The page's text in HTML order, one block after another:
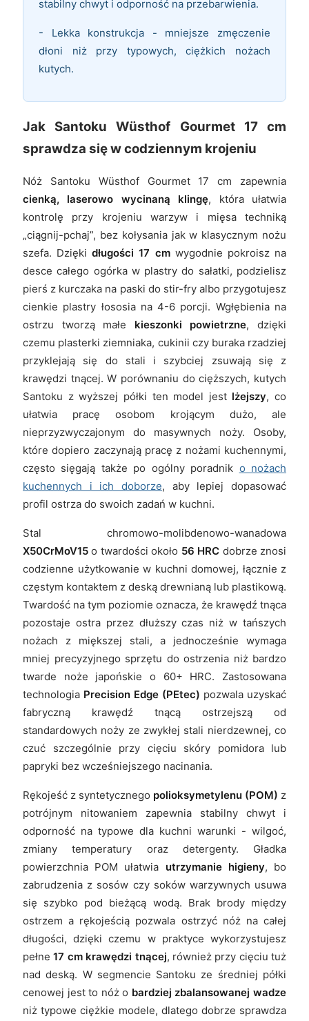
stabilny chwyt i odporność na przebarwienia.
- Lekka konstrukcja - mniejsze zmęczenie
dłoni niż przy typowych, ciężkich nożach
kutych.
Jak Santoku Wüsthof Gourmet 17 cm
sprawdza się w codziennym krojeniu
Nóż Santoku Wüsthof Gourmet 17 cm zapewnia
cienką, laserowo wycinaną klingę, która ułatwia
kontrolę przy krojeniu warzyw i mięsa techniką
„ciągnij-pchaj”, bez kołysania jak w klasycznym nożu
szefa. Dziękidługości 17 cmwygodnie pokroisz na
desce całego ogórka w plastry do sałatki, podzielisz
pierś z kurczaka na paski do stir-fry albo przygotujesz
cienkie plastry łososia na 4-6 porcji. Wgłębienia na
ostrzu tworzą małe kieszonki powietrzne, dzięki
czemu plasterki ziemniaka, cukinii czy buraka rzadziej
przyklejają się do stali i szybciej zsuwają się z
krawędzi tnącej. W porównaniu do cięższych, kutych
Santoku z wyższej półki ten model jest lżejszy, co
ułatwia pracę osobom krojącym dużo, ale
nieprzyzwyczajonym do masywnych noży. Osoby,
które dopiero zaczynają pracę z nożami kuchennymi,
często sięgają także po ogólny poradnik o nożach
kuchennych i ich doborze, aby lepiej dopasować
profil ostrza do swoich zadań w kuchni.
Stal chromowo-molibdenowo-wanadowa
X50CrMoV15 o twardości około 56 HRC dobrze znosi
codzienne użytkowanie w kuchni domowej, łącznie z
częstym kontaktem z deską drewnianą lub plastikową.
Twardość na tym poziomie oznacza, że krawędź tnąca
pozostaje ostra przez dłuższy czas niż w tańszych
nożach z miększej stali, a jednocześnie wymaga
mniej precyzyjnego sprzętu do ostrzenia niż bardzo
twarde noże japońskie o 60+ HRC. Zastosowana
technologia Precision Edge (PEtec) pozwala uzyskać
fabryczną krawędź tnącą ostrzejszą od
standardowych noży ze zwykłej stali nierdzewnej, co
czuć szczególnie przy cięciu skóry pomidora lub
papryki bez wcześniejszego nacinania.
Rękojeść z syntetycznego polioksymetylenu (POM) z
potrójnym nitowaniem zapewnia stabilny chwyt i
odporność na typowe dla kuchni warunki - wilgoć,
zmiany temperatury oraz detergenty. Gładka
powierzchnia POM ułatwia utrzymanie higieny, bo
zabrudzenia z sosów czy soków warzywnych usuwa
się szybko pod bieżącą wodą. Brak brody między
ostrzem a rękojeścią pozwala ostrzyć nóż na całej
długości, dzięki czemu w praktyce wykorzystujesz
pełne17 cm krawędzi tnącej, również przy cięciu tuż
nad deską. W segmencie Santoku ze średniej półki
cenowej jest to nóż o bardziej zbalansowanej wadze
niż typowe ciężkie modele, dlatego dobrze sprawdza